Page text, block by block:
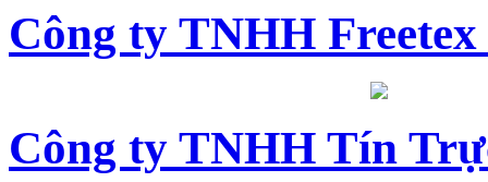
Công ty TNHH
Công ty TNHH Tín